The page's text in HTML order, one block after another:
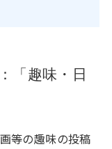
「趣味・日
等の趣味の投稿